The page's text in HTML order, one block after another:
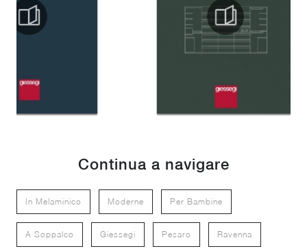
Continua a navigare
In Melaminico Moderne Per Bambine
A Soppalco Giessegi Pesaro Ravenna